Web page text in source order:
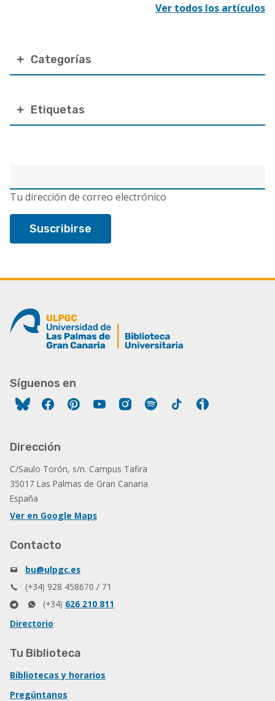
electrónico
Tu dirección de correo electrónico
Categorías
Etiquetas
Ver todos los artículos
Síguenos en
FacebookPinterestYouTubeInstagram
Spotify Tiktok
Dirección
C/Saulo Torón, s/n. Campus Tafira
35017 Las Palmas de Gran Canaria
España
Ver en Google Maps
Contacto
bu@ulpgc.es
(+34) 928 458670 / 71
(+34) 626 210 811
Directorio
Tu Biblioteca
Bibliotecas y horarios
Pregúntanos